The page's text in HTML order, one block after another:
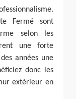
Fermé sont
selon les
une forte
années une
donc les
extérieur en